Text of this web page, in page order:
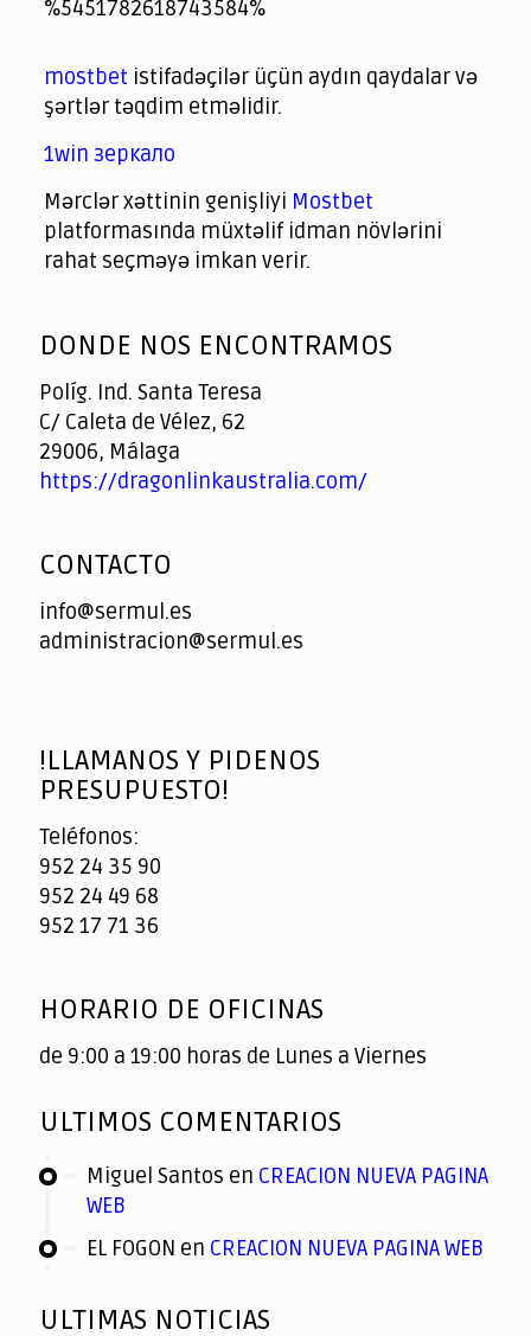
1xbet
jeet city casino
%5451782618743584%
spintiger
Avabet
Spinrise
Crown Green
Crowngreen casino login
슈가 러쉬1000 슬롯
crazy time casino online
1xcasinozambia.com
codingworldnews.com
parimatch.kr
winorio
winorio casino
winorio
mostbet istifadəçilər üçün aydın qaydalar və
şərtlər təqdim etməlidir.
1win зеркало
Mərclər xəttinin genişliyi Mostbet
platformasında müxtəlif idman növlərini
rahat seçməyə imkan verir.
of
DONDE NOS ENCONTRAMOS
Políg. Ind. Santa Teresa
C/ Caleta de Vélez, 62
29006, Málaga
https://dragonlinkaustralia.com/
CONTACTO
info@sermul.es
administracion@sermul.es
!LLAMANOS Y PIDENOS
PRESUPUESTO!
Teléfonos:
952 24 35 90
952 24 49 68
952 17 71 36
HORARIO DE OFICINAS
de 9:00 a 19:00 horas de Lunes a Viernes
ULTIMOS COMENTARIOS
Miguel Santos en CREACION NUEVA PAGINA
WEB
EL FOGON en CREACION NUEVA PAGINA WEB
ULTIMAS NOTICIAS